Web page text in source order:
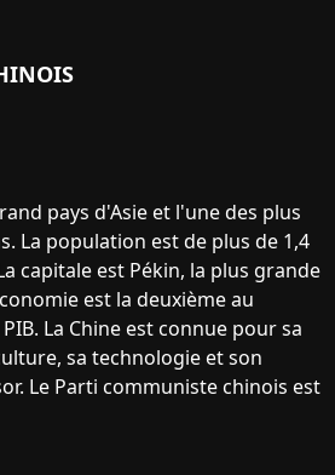
pays d'Asie et l'une des plus
La population est de plus de 1,4
capitale est Pékin, la plus grande
est la deuxième au
La Chine est connue pour sa
sa technologie et son
Le Parti communiste chinois est